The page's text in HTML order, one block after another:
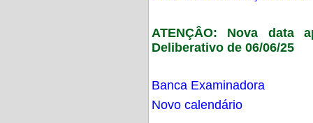
ATENÇÂO: Nova data
Deliberativo de 06/06/25
Banca Examinadora
Novo calendário